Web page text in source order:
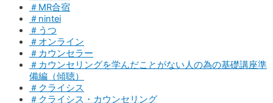
＃MR合宿
＃nintei
＃うつ
＃オンライン
＃カウンセラー
＃カウンセリングを学んだことがない人の為の基礎講座準
備編（傾聴）
＃クライシス
＃クライシス・カウンセリング